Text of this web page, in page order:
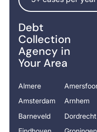
Debt
Collection
Agency in
Your Area
Almere
Amsterdam
Arnhem
Barneveld
Dordrecht